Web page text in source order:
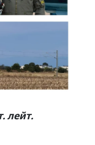
лейт.